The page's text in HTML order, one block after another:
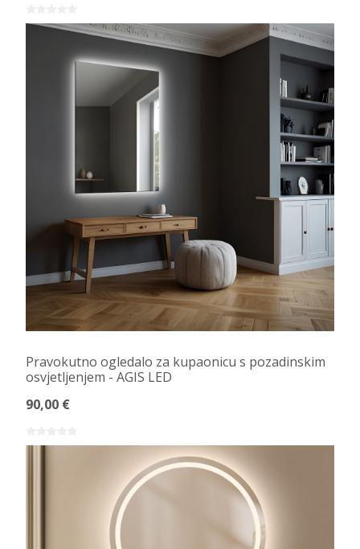
Pravokutno ogledalo za kupaonicu s pozadinskim
osvjetljenjem - AGIS LED
90,00 €